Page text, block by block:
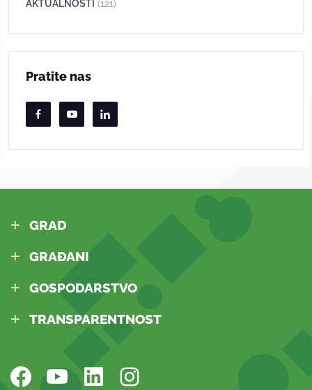
AKTUALNOSTI (121)
Pratite nas
GRAD
GRAĐANI
GOSPODARSTVO
TRANSPARENTNOST